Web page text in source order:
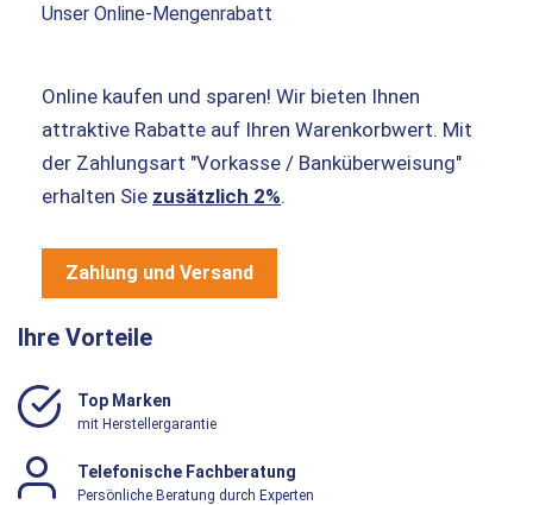
Unser Online-Mengenrabatt
Online kaufen und sparen! Wir bieten Ihnen
attraktive Rabatte auf Ihren Warenkorbwert. Mit
der Zahlungsart "Vorkasse / Banküberweisung"
erhalten Sie zusätzlich 2%.
Zahlung und Versand
Ihre Vorteile
Top Marken
mit Herstellergarantie
Telefonische Fachberatung
Persönliche Beratung durch Experten